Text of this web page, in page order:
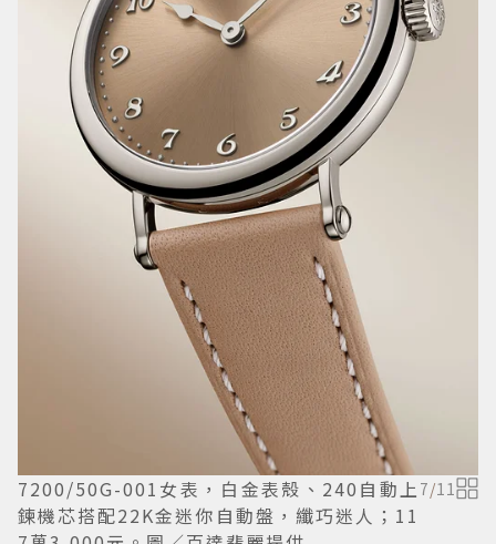
7200/50G-001女表，白金表殼、240自動上
鍊機芯搭配22K金迷你自動盤，纖巧迷人；11
7/11